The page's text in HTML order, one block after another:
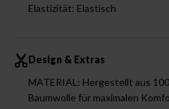
Elastizität: Elastisch
Design & Extras
MATERIAL: Hergestellt aus
Baumwolle für maximalen